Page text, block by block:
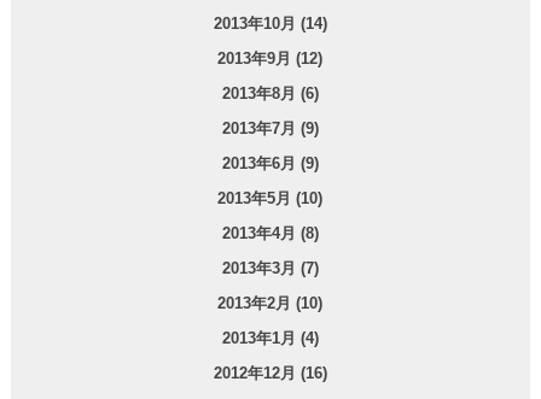
2013年10月 (14)
2013年9月 (12)
2013年8月 (6)
2013年7月 (9)
2013年6月 (9)
2013年5月 (10)
2013年4月 (8)
2013年3月 (7)
2013年2月 (10)
2013年1月 (4)
2012年12月 (16)